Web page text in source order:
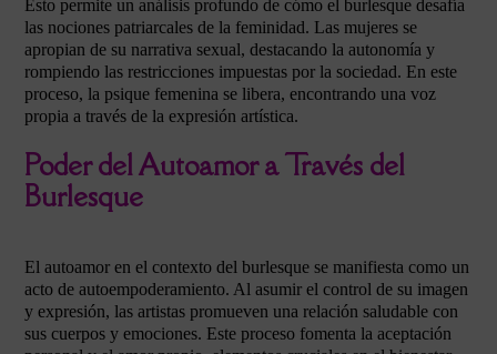
Esto permite un análisis profundo de cómo el burlesque desafía
las nociones patriarcales de la feminidad. Las mujeres se
apropian de su narrativa sexual, destacando la autonomía y
rompiendo las restricciones impuestas por la sociedad. En este
proceso, la psique femenina se libera, encontrando una voz
propia a través de la expresión artística.
Poder del Autoamor a Través del
Burlesque
El autoamor en el contexto del burlesque se manifiesta como un
acto de autoempoderamiento. Al asumir el control de su imagen
y expresión, las artistas promueven una relación saludable con
sus cuerpos y emociones. Este proceso fomenta la aceptación